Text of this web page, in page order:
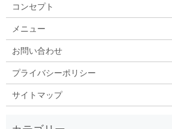
コンセプト
メニュー
お問い合わせ
プライバシーポリシー
サイトマップ